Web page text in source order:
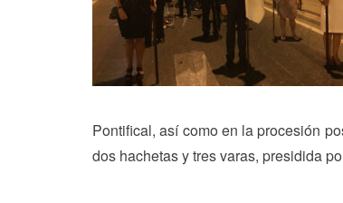
Pontifical, así como en la procesión
dos hachetas y tres varas, presidida